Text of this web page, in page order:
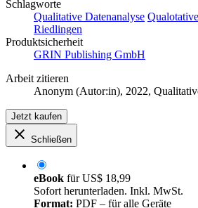
Schlagworte
Qualitative Datenanalyse Qualotative
Riedlingen
Produktsicherheit
GRIN Publishing GmbH
Arbeit zitieren
Anonym (Autor:in), 2022,
Jetzt kaufen
Schließen
eBook fürUS$ 18,99
Sofort herunterladen. Inkl. MwSt.
Format: PDF – für alle Geräte